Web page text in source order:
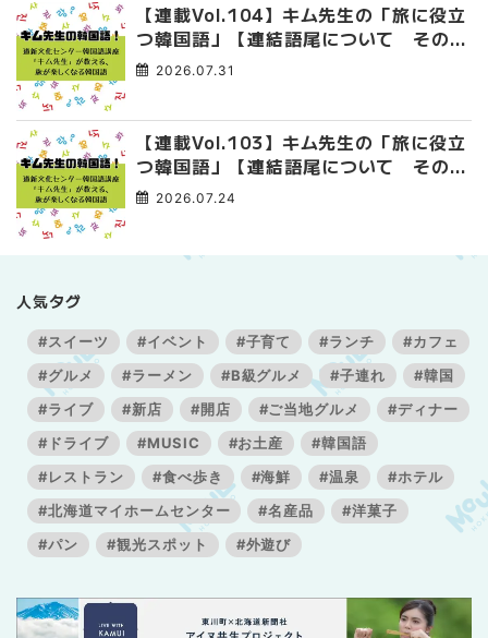
【連載Vol.104】キム先生の「旅に役立
つ韓国語」【連結語尾について その
4】2026.07.31
【連載Vol.103】キム先生の「旅に役立
つ韓国語」【連結語尾について その
3】2026.07.24
人気タグ
#スイーツ #イベント #子育て #ランチ
#カフェ
#グルメ
#ラーメン #B級グルメ #子連れ
#韓国
#ライブ
#新店 #開店 #ご当地グルメ
#ディナー
#ドライブ
#MUSIC #お土産
#韓国語
#レストラン
#食べ歩き #海鮮 #温泉
#ホテル
#北海道マイホームセンター
#名産品
#洋菓子
#パン
#観光スポット #外遊び